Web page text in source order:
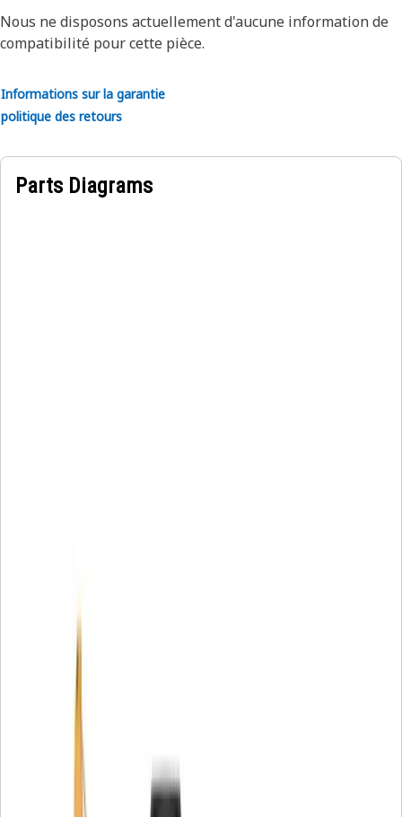
Nous ne disposons actuellement d'aucune information de
compatibilité pour cette pièce.
Informations sur la garantie
politique des retours
Parts Diagrams